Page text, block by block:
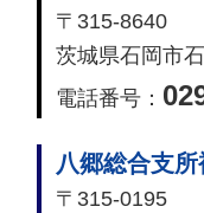
〒315-8640
茨城県石岡市
電話番号：
八郷総合支
〒315-0195